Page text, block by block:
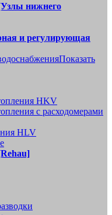
нижнего
и регулирующая
Показать
HKV
с расходомерами
HLV